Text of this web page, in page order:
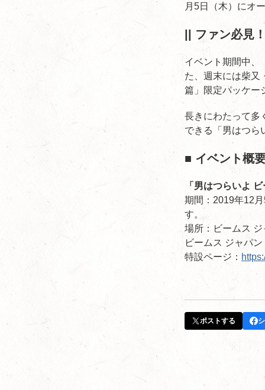
月5日（木）にオ
|| ファン必見
イベント期間中、
た、週末には柴又
篇」限定パッケー
長きにわたって多
できる「男はつら
■ イベント概
「男はつらいよ
期間：2019年12
す。
場所：ビームス
ビームス ジャパ
特設ページ：
ポストする